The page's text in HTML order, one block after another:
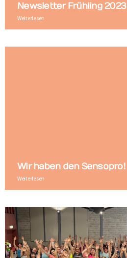
Newsletter Frühling 2023
Weiterlesen
Wir haben den Sensopro!
Weiterlesen